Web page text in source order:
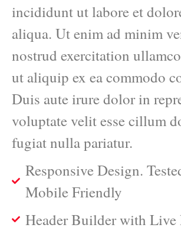
incididunt ut labore et
aliqua. Ut enim ad minim
nostrud exercitation
ut aliquip ex ea commodo
Duis aute irure dolor in
voluptate velit esse cillum
fugiat nulla pariatur.
Responsive Design.
Mobile Friendly
Header Builder with Live